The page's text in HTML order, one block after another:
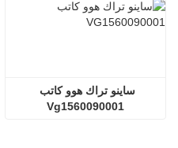
Vg1560090001